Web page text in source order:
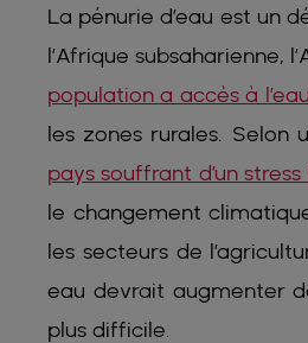
La pénurie d’eau est un
l’Afrique subsaharienne,
population a accès à
les zones rurales. Selon
pays souffrant d’un
le changement
les secteurs de
eau devrait augmenter
plus difficile.